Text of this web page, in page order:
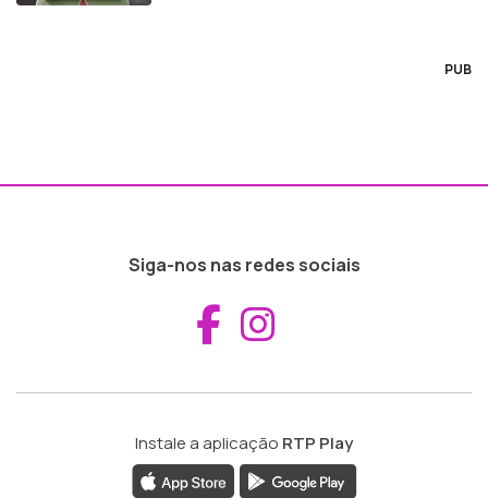
PUB
Siga-nos nas redes sociais
Aceder ao
Instale a aplicação RTP Play